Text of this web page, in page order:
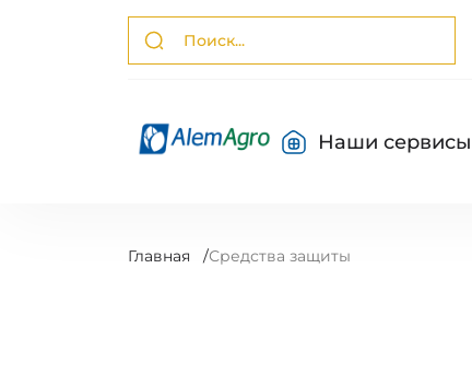
Наши сервисы
Главная /Средства защиты